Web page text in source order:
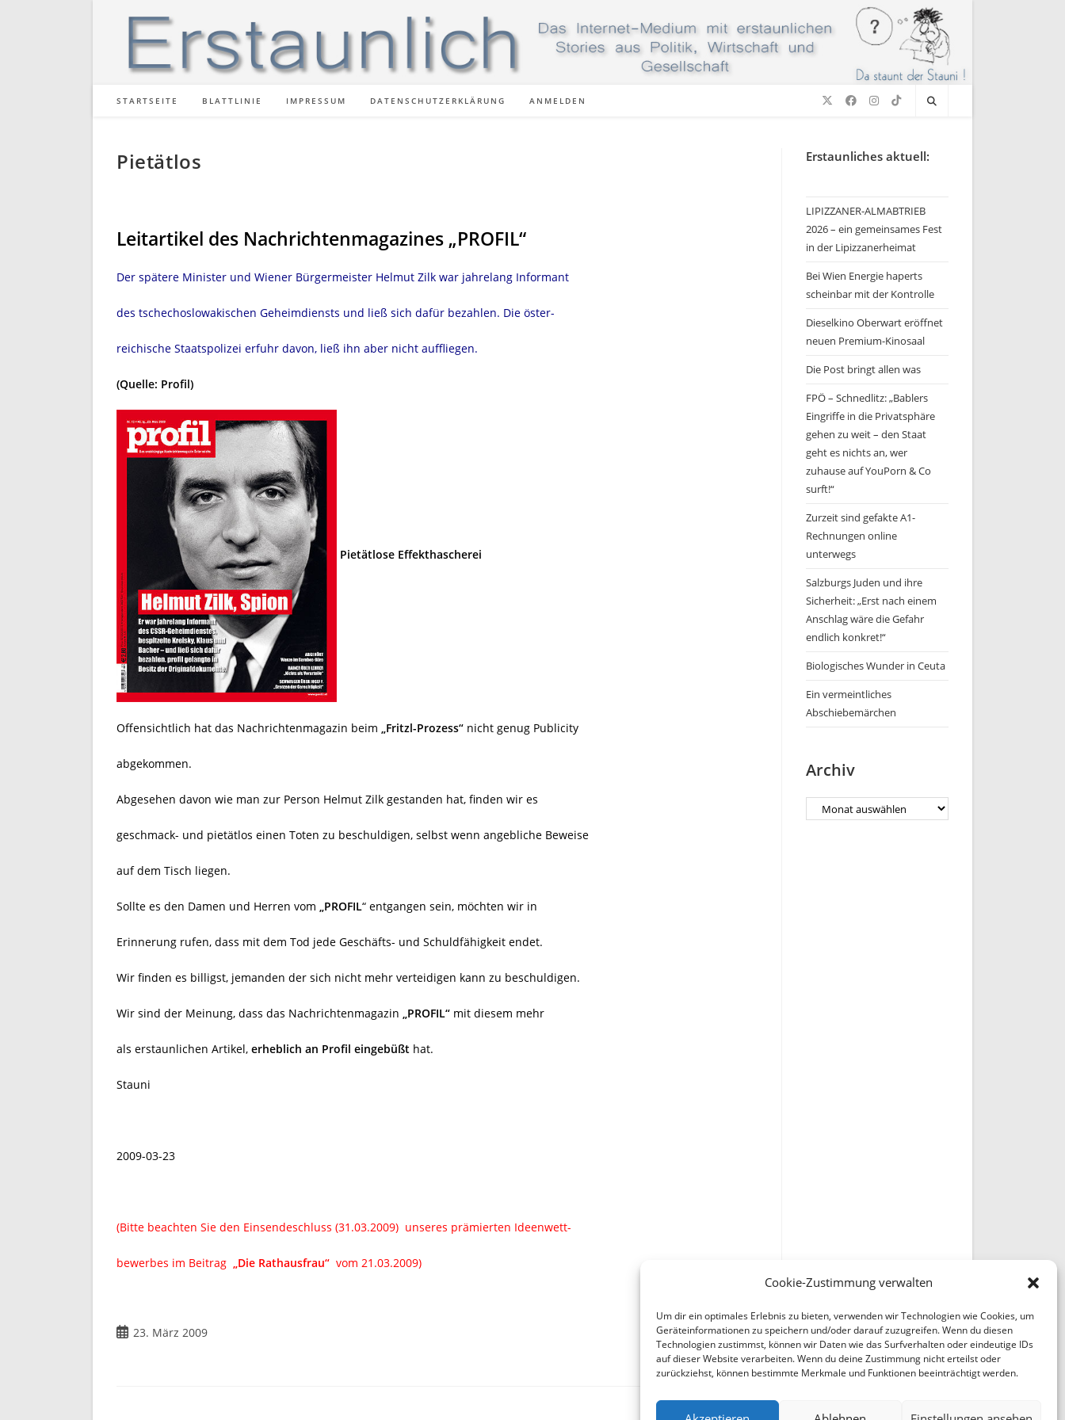
Cookie-Zustimmung verwalten
Um dir ein optimales Erlebnis zu bieten, verwenden wir Technologien wie Cookies, um
Geräteinformationen zu speichern und/oder darauf zuzugreifen. Wenn du diesen
Technologien zustimmst, können wir Daten wie das Surfverhalten oder eindeutige IDs
auf dieser Website verarbeiten. Wenn du deine Zustimmung nicht erteilst oder
zurückziehst, können bestimmte Merkmale und Funktionen beeinträchtigt werden.
STARTSEITE BLATTLINIE IMPRESSUM DATENSCHUTZERKLÄRUNG ANMELDEN
Pietätlos
Leitartikel des Nachrichtenmagazines „PROFIL“
Der spätere Minister und Wiener Bürgermeister Helmut Zilk war jahrelang Informant
des tschechoslowakischen Geheimdiensts und ließ sich dafür bezahlen. Die öster-
reichische Staatspolizei erfuhr davon, ließ ihn aber nicht auffliegen.
(Quelle: Profil)
Pietätlose Effekthascherei
Offensichtlich hat das Nachrichtenmagazin beim „Fritzl-Prozess“ nicht genug Publicity
abgekommen.
Abgesehen davon wie man zur Person Helmut Zilk gestanden hat, finden wir es
geschmack- und pietätlos einen Toten zu beschuldigen, selbst wenn angebliche Beweise
auf dem Tisch liegen.
Sollte es den Damen und Herren vom „PROFIL“ entgangen sein, möchten wir in
Erinnerung rufen, dass mit dem Tod jede Geschäfts- und Schuldfähigkeit endet.
Wir finden es billigst, jemanden der sich nicht mehr verteidigen kann zu beschuldigen.
Wir sind der Meinung, dass das Nachrichtenmagazin „PROFIL“ mit diesem mehr
als erstaunlichen Artikel, erheblich an Profil eingebüßt hat.
Stauni
2009-03-23
(Bitte beachten Sie den Einsendeschluss (31.03.2009) unseres prämierten Ideenwett-
bewerbes im Beitrag „Die Rathausfrau“ vom 21.03.2009)
Beitrag
23. März 2009
Erstaunliches aktuell:
LIPIZZANER-ALMABTRIEB
2026 – ein gemeinsames Fest
in der Lipizzanerheimat
Bei Wien Energie haperts
scheinbar mit der Kontrolle
Dieselkino Oberwart eröffnet
neuen Premium-Kinosaal
Die Post bringt allen was
FPÖ – Schnedlitz: „Bablers
Eingriffe in die Privatsphäre
gehen zu weit – den Staat
geht es nichts an, wer
zuhause auf YouPorn & Co
surft!“
Zurzeit sind gefakte A1-
Rechnungen online
unterwegs
Salzburgs Juden und ihre
Sicherheit: „Erst nach einem
Anschlag wäre die Gefahr
endlich konkret!“
Biologisches Wunder in Ceuta
Ein vermeintliches
Abschiebemärchen
Archiv
Archiv